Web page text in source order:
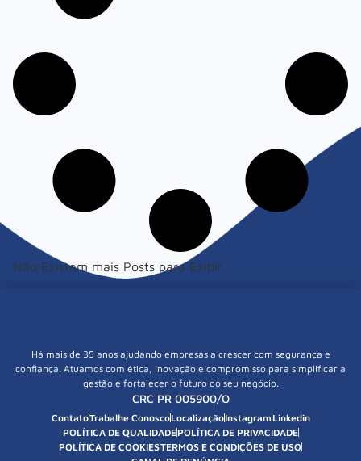
Não Existem mais Posts para Exibir
Há mais de 35 anos ajudando empresas a crescer com segurança e
confiança. Atuamos com ética, inovação e compromisso para simplificar a
gestão e fortalecer o futuro do seu negócio.
CRC PR 005900/O
ContatoTrabalhe ConoscoLocalizaçãoInstagram Linkedin
POLÍTICA DE QUALIDADEPOLÍTICA DE PRIVACIDADE
POLÍTICA DE COOKIESTERMOS E CONDIÇÕES DE USO